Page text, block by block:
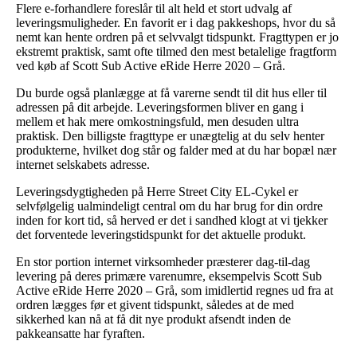
Flere e-forhandlere foreslår til alt held et stort udvalg af
leveringsmuligheder. En favorit er i dag pakkeshops, hvor du så
nemt kan hente ordren på et selvvalgt tidspunkt. Fragttypen er jo
ekstremt praktisk, samt ofte tilmed den mest betalelige fragtform
ved køb af Scott Sub Active eRide Herre 2020 – Grå.
Du burde også planlægge at få varerne sendt til dit hus eller til
adressen på dit arbejde. Leveringsformen bliver en gang i
mellem et hak mere omkostningsfuld, men desuden ultra
praktisk. Den billigste fragttype er unægtelig at du selv henter
produkterne, hvilket dog står og falder med at du har bopæl nær
internet selskabets adresse.
Leveringsdygtigheden på Herre Street City EL-Cykel er
selvfølgelig ualmindeligt central om du har brug for din ordre
inden for kort tid, så herved er det i sandhed klogt at vi tjekker
det forventede leveringstidspunkt for det aktuelle produkt.
En stor portion internet virksomheder præsterer dag-til-dag
levering på deres primære varenumre, eksempelvis Scott Sub
Active eRide Herre 2020 – Grå, som imidlertid regnes ud fra at
ordren lægges før et givent tidspunkt, således at de med
sikkerhed kan nå at få dit nye produkt afsendt inden de
pakkeansatte har fyraften.